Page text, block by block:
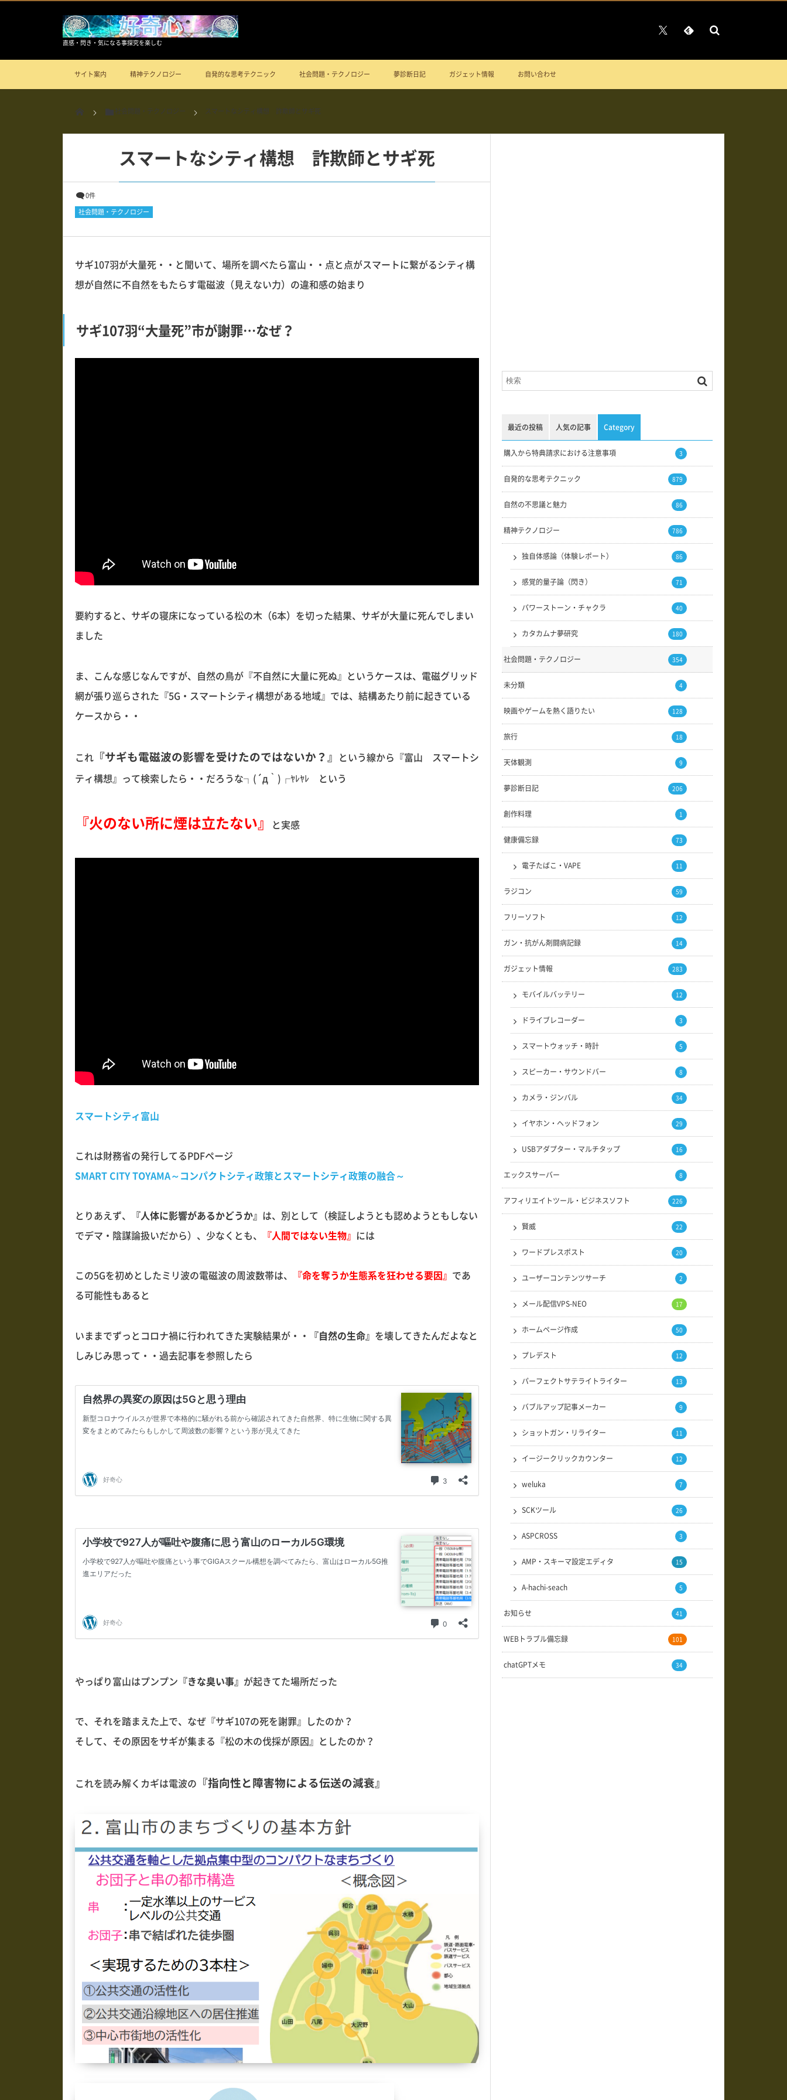
直感・閃き・気になる事探究を楽しむ
サイト案内 精神テクノロジー 自発的な思考テクニック 社会問題・テクノロジー 夢診断日記 ガジェット情報 お問い合わせ
社会問題・テクノロジー スマートなシティ構想 詐欺師とサギ死
スマートなシティ構想 詐欺師とサギ死
0件
社会問題・テクノロジー
サギ107羽が大量死・・と聞いて、場所を調べたら富山・・点と点がスマートに繋がるシティ構
想が自然に不自然をもたらす電磁波（見えない力）の違和感の始まり
サギ107羽“大量死”市が謝罪…なぜ？
要約すると、サギの寝床になっている松の木（6本）を切った結果、サギが大量に死んでしまい
ました
ま、こんな感じなんですが、自然の鳥が『不自然に大量に死ぬ』というケースは、電磁グリッド
網が張り巡らされた『5G・スマートシティ構想がある地域』では、結構あたり前に起きている
ケースから・・
これ 『サギも電磁波の影響を受けたのではないか？』 という線から『富山 スマートシ
ティ構想』って検索したら・・だろうな┐(´д｀)┌ﾔﾚﾔﾚ という
『火のない所に煙は立たない』 と実感
スマートシティ富山
これは財務省の発行してるPDFページ
SMART CITY TOYAMA～コンパクトシティ政策とスマートシティ政策の融合～
とりあえず、 『人体に影響があるかどうか』 は、別として（検証しようとも認めようともしない
でデマ・陰謀論扱いだから）、少なくとも、
『人間ではない生物』 には
この5Gを初めとしたミリ波の電磁波の周波数帯は、 『命を奪うか生態系を狂わせる要因』 であ
る可能性もあると
いままでずっとコロナ禍に行われてきた実験結果が・・ 『自然の生命』 を壊してきたんだよなと
しみじみ思って・・過去記事を参照したら
やっぱり富山はプンプン 『きな臭い事』 が起きてた場所だった
で、それを踏まえた上で、なぜ『サギ107の死を謝罪』したのか？
そして、その原因をサギが集まる『松の木の伐採が原因』としたのか？
これを読み解くカギは電波の 『指向性と障害物による伝送の減衰』
最近の投稿 人気の記事 Category
購入から特典請求における注意事項 3
自発的な思考テクニック 879
自然の不思議と魅力 86
精神テクノロジー 786
独自体感論（体験レポート） 86
感覚的量子論（閃き） 71
パワーストーン・チャクラ 40
カタカムナ夢研究 180
社会問題・テクノロジー 354
未分類 4
映画やゲームを熱く語りたい 128
旅行 18
天体観測 9
夢診断日記 206
創作料理 1
健康備忘録 73
電子たばこ・VAPE 11
ラジコン 59
フリーソフト 12
ガン・抗がん剤闘病記録 14
ガジェット情報 283
モバイルバッテリー 12
ドライブレコーダー 3
スマートウォッチ・時計 5
スピーカー・サウンドバー 8
カメラ・ジンバル 34
イヤホン・ヘッドフォン 29
USBアダプター・マルチタップ 16
エックスサーバー 8
アフィリエイトツール・ビジネスソフト 226
賢威 22
ワードプレスポスト 20
ユーザーコンテンツサーチ 2
メール配信VPS-NEO 17
ホームページ作成 50
プレデスト 12
パーフェクトサテライトライター 13
バブルアップ記事メーカー 9
ショットガン・リライター 11
イージークリックカウンター 12
weluka 7
SCKツール 26
ASPCROSS 3
AMP・スキーマ設定エディタ 15
A-hachi-seach 5
お知らせ 41
WEBトラブル備忘録 101
chatGPTメモ 34